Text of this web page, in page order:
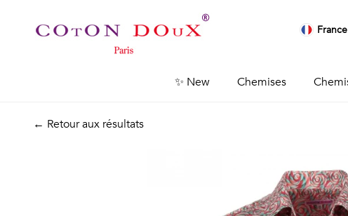
France
✨ New Chemises
← Retour aux résultats